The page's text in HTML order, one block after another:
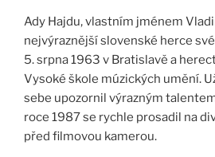
Ady Hajdu, vlastním jménem
nejvýraznější slovenské herce
5. srpna 1963 v Bratislavě a
Vysoké škole múzických umění.
sebe upozornil výrazným
roce 1987 se rychle prosadil na
před filmovou kamerou.